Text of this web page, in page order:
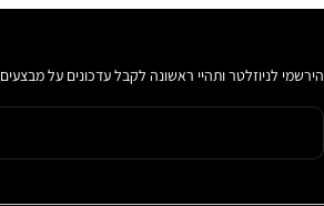
הירשמי לניוזלטר ותהיי ראשונה לקבל עדכונים על מבצעים